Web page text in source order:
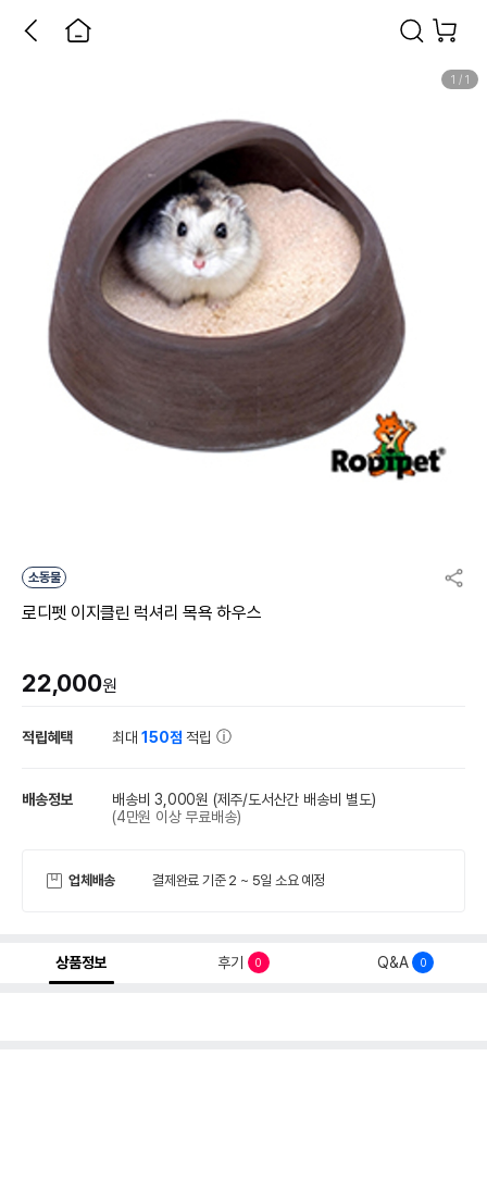
1 / 1
소동물
로디펫 이지클린 럭셔리 목욕 하우스
22,000원
적립혜택 최대150점 적립
배송정보 배송비 3,000원 (제주/도서산간 배송비 별도)
(4만원 이상 무료배송)
업체배송 결제완료 기준 2 ~ 5일 소요 예정
상품정보 후기 0 Q&A 0